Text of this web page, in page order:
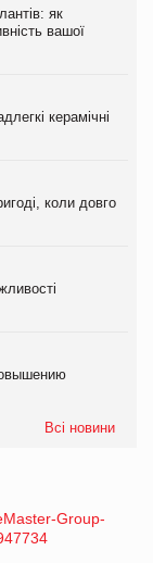
як
вашої
керамічні
коли довго
Всі новини